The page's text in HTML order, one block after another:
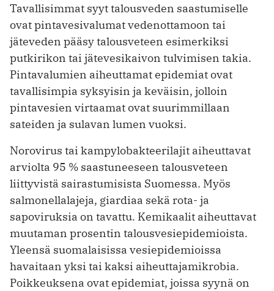
Tavallisimmat syyt talousveden saastumiselle
ovat pintavesivalumat vedenottamoon tai
jäteveden pääsy talousveteen esimerkiksi
putkirikon tai jätevesikaivon tulvimisen takia.
Pintavalumien aiheuttamat epidemiat ovat
tavallisimpia syksyisin ja keväisin, jolloin
pintavesien virtaamat ovat suurimmillaan
sateiden ja sulavan lumen vuoksi.
Norovirus tai kampylobakteerilajit aiheuttavat
arviolta 95 % saastuneeseen talousveteen
liittyvistä sairastumisista Suomessa. Myös
salmonellalajeja, giardiaa sekä rota- ja
sapoviruksia on tavattu. Kemikaalit aiheuttavat
muutaman prosentin talousvesiepidemioista.
Yleensä suomalaisissa vesiepidemioissa
havaitaan yksi tai kaksi aiheuttajamikrobia.
Poik­keuksena ovat epidemiat, joissa syynä on